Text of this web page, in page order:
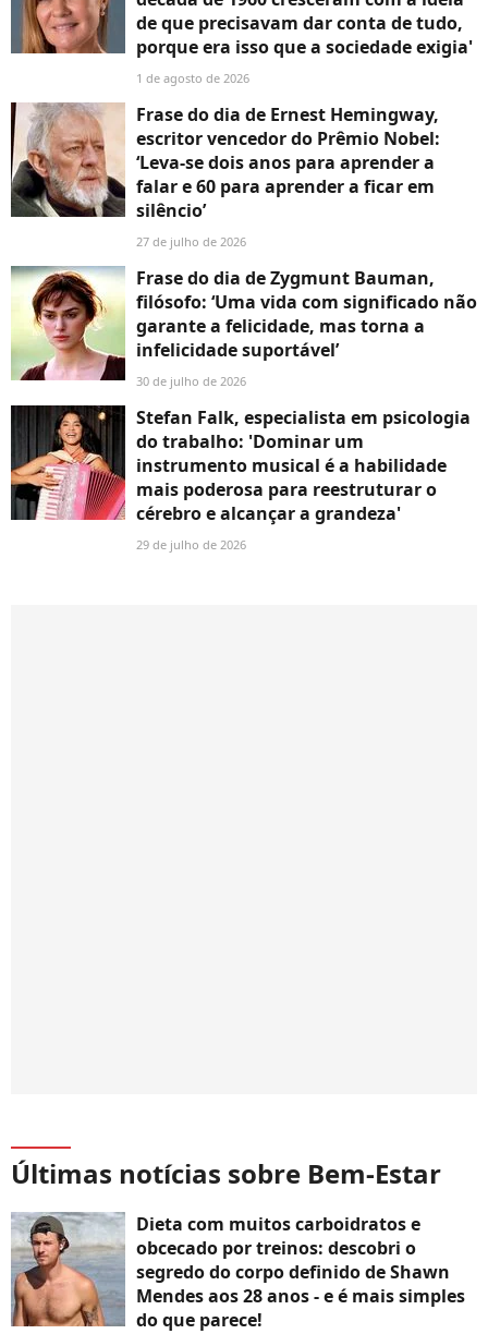
de que precisavam dar conta de tudo,
porque era isso que a sociedade exigia'
1 de agosto de 2026
Frase do dia de Ernest Hemingway,
escritor vencedor do Prêmio Nobel:
‘Leva-se dois anos para aprender a
falar e 60 para aprender a ficar em
silêncio’
27 de julho de 2026
Frase do dia de Zygmunt Bauman,
filósofo: ‘Uma vida com significado não
garante a felicidade, mas torna a
infelicidade suportável’
30 de julho de 2026
Stefan Falk, especialista em psicologia
do trabalho: 'Dominar um
instrumento musical é a habilidade
mais poderosa para reestruturar o
cérebro e alcançar a grandeza'
29 de julho de 2026
Últimas notícias sobre Bem-Estar
Dieta com muitos carboidratos e
obcecado por treinos: descobri o
segredo do corpo definido de Shawn
Mendes aos 28 anos - e é mais simples
do que parece!